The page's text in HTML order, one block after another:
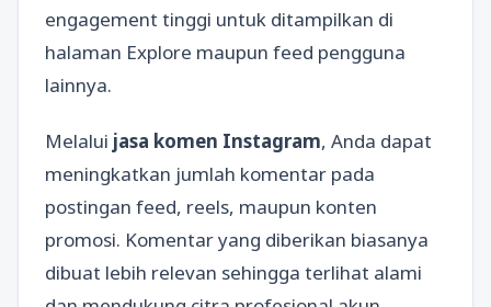
engagement tinggi untuk ditampilkan di
halaman Explore maupun feed pengguna
lainnya.
Melalui jasa komen Instagram, Anda dapat
meningkatkan jumlah komentar pada
postingan feed, reels, maupun konten
promosi. Komentar yang diberikan biasanya
dibuat lebih relevan sehingga terlihat alami